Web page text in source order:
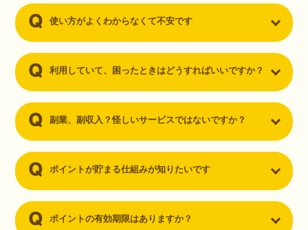
使い方がよくわからなくて不安です
利用していて、困ったときはどうすればいいですか？
副業、副収入？怪しいサービスではないですか？
ポイントが貯まる仕組みが知りたいです
ポイントの有効期限はありますか？